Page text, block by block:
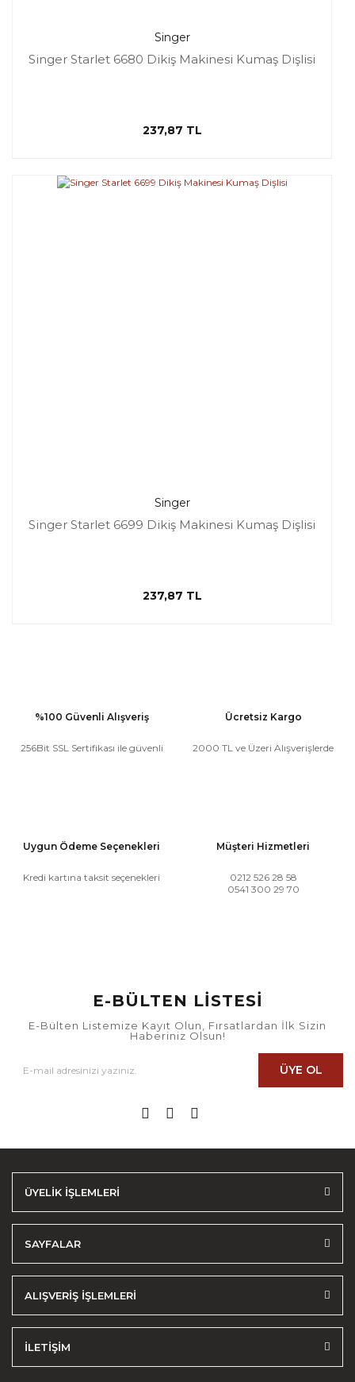
Singer
Singer Starlet 6680 Dikiş Makinesi Kumaş Dişlisi
237,87 TL
Singer
Singer Starlet 6699 Dikiş Makinesi Kumaş Dişlisi
237,87 TL
%100 Güvenli Alışveriş
256Bit SSL Sertifikası ile güvenli
Ücretsiz Kargo
2000 TL ve Üzeri Alışverişlerde
Uygun Ödeme Seçenekleri
Kredi kartına taksit seçenekleri
Müşteri Hizmetleri
0212 526 28 58
0541 300 29 70
E-BÜLTEN LİSTESİ
E-Bülten Listemize Kayıt Olun, Fırsatlardan İlk Sizin
Haberiniz Olsun!
ÜYE OL
ÜYELİK İŞLEMLERİ
SAYFALAR
ALIŞVERİŞ İŞLEMLERİ
İLETİŞİM